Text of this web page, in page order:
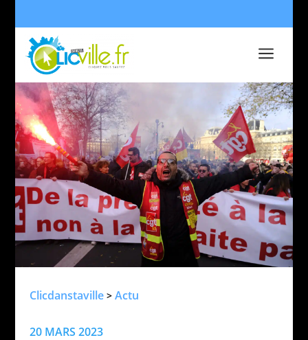
a
Clicdanstaville> Actu
20 MARS 2023